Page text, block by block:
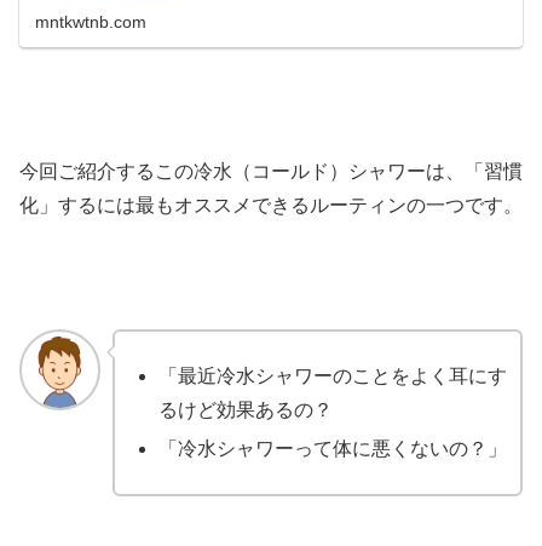
mntkwtnb.com
今回ご紹介するこの冷水（コールド）シャワーは、「習慣
化」するには最もオススメできるルーティンの一つです。
「最近冷水シャワーのことをよく耳にす
るけど効果あるの？
「冷水シャワーって体に悪くないの？」